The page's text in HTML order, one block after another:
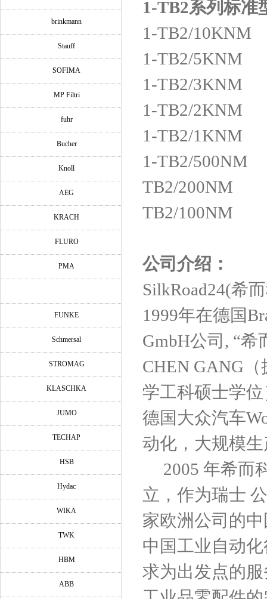
brinkmann
Stauff
SOFIMA
MP Filtri
fuhr
Bucher
Knoll
AEG
KRACH
FLURO
PMA
FUNKE
Schmersal
STROMAG
KLASCHKA
JUMO
TECHAP
HSB
Hydac
WIKA
TWK
HBM
ABB
1-TB2系列标准
1-TB2/10KNM
1-TB2/5KNM
1-TB2/3KNM
1-TB2/2KNM
1-TB2/1KNM
1-TB2/500NM
TB2/200NM
TB2/100NM
公司介绍：
SilkRoad24(希
1999年在德国
GmbH公司, “希
CHEN GANG
学工科硕士学
德国大众汽车
动化，大规模
2005 年希而
立，作为瑞士
家欧洲公司的
中国工业自动
求为出发点的